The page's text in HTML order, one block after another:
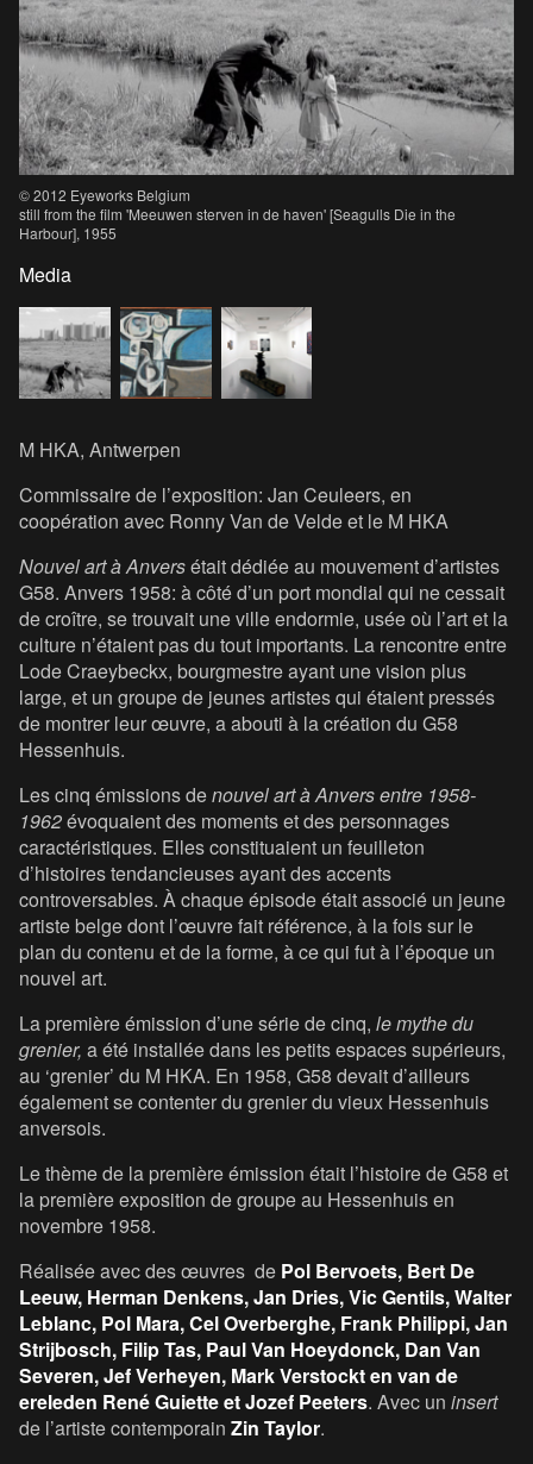
© 2012 Eyeworks Belgium
still from the film 'Meeuwen sterven in de haven' [Seagulls Die in the
Harbour], 1955
Media
M HKA, Antwerpen
Commissaire de l’exposition: Jan Ceuleers, en
coopération avec Ronny Van de Velde et le M HKA
Nouvel art à Anversétait dédiée au mouvement d’artistes
G58. Anvers 1958: à côté d’un port mondial qui ne cessait
de croître, se trouvait une ville endormie, usée où l’art et la
culture n’étaient pas du tout importants. La rencontre entre
Lode Craeybeckx, bourgmestre ayant une vision plus
large, et un groupe de jeunes artistes qui étaient pressés
de montrer leur œuvre, a abouti à la création du G58
Hessenhuis.
Les cinq émissions denouvel art à Anvers entre 1958-
1962évoquaient des moments et des personnages
caractéristiques. Elles constituaient un feuilleton
d’histoires tendancieuses ayant des accents
controversables. À chaque épisode était associé un jeune
artiste belge dont l’œuvre fait référence, à la fois sur le
plan du contenu et de la forme, à ce qui fut à l’époque un
nouvel art.
La première émission d’une série de cinq, le mythe du
grenier, a été installée dans les petits espaces supérieurs,
au ‘grenier’ du M HKA. En 1958, G58 devait d’ailleurs
également se contenter du grenier du vieux Hessenhuis
anversois.
Le thème de la première émission était l’histoire de G58 et
la première exposition de groupe au Hessenhuis en
novembre 1958.
Réalisée avec des œuvres de Pol Bervoets, Bert De
Leeuw, Herman Denkens, Jan Dries, Vic Gentils, Walter
Leblanc, Pol Mara, Cel Overberghe, Frank Philippi, Jan
Strijbosch, Filip Tas, Paul Van Hoeydonck, Dan Van
Severen, Jef Verheyen, Mark Verstockt en van de
ereleden René Guiette et Jozef Peeters. Avec un insert
de l’artiste contemporain Zin Taylor.